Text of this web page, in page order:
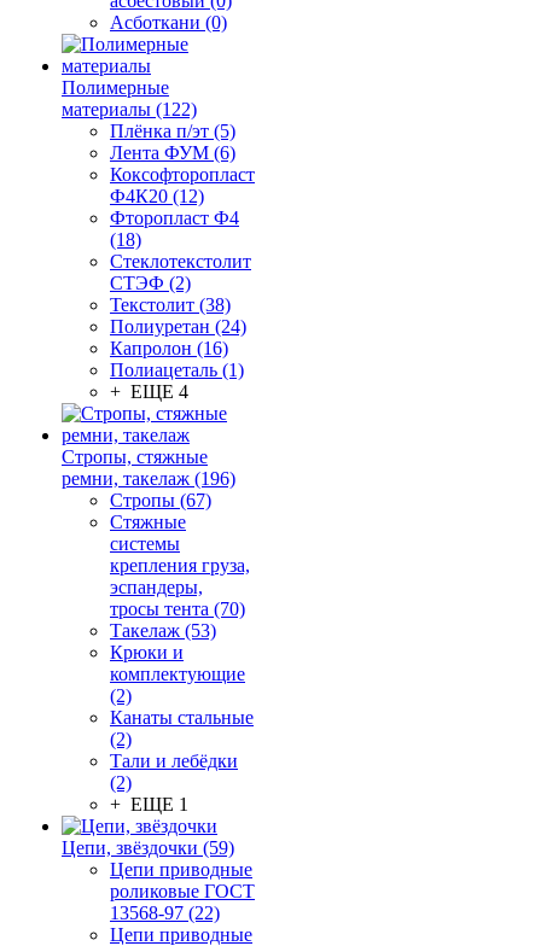
Асботкани (0)
Полимерные
материалы (122)
Плёнка п/эт (5)
Лента ФУМ (6)
Коксофторопласт
Ф4К20 (12)
Фторопласт Ф4
(18)
Стеклотекстолит
СТЭФ (2)
Текстолит (38)
Полиуретан (24)
Капролон (16)
Полиацеталь (1)
+ ЕЩЕ 4
Стропы, стяжные
ремни, такелаж (196)
Стропы (67)
Стяжные
системы
крепления груза,
эспандеры,
тросы тента (70)
Такелаж (53)
Крюки и
комплектующие
(2)
Канаты стальные
(2)
Тали и лебёдки
(2)
+ ЕЩЕ 1
Цепи, звёздочки (59)
Цепи приводные
роликовые ГОСТ
13568-97 (22)
Цепи приводные